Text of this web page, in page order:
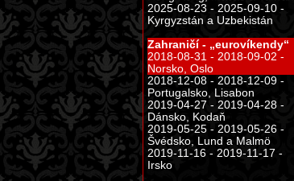
2025-08-23 - 2025-09-10 -
Kyrgyzstán a Uzbekistán
Zahraničí - „eurovíkendy“
2018-08-31 - 2018-09-02 -
Norsko, Oslo
2018-12-08 - 2018-12-09 -
Portugalsko, Lisabon
2019-04-27 - 2019-04-28 -
Dánsko, Kodaň
2019-05-25 - 2019-05-26 -
Švédsko, Lund a Malmö
2019-11-16 - 2019-11-17 -
Irsko